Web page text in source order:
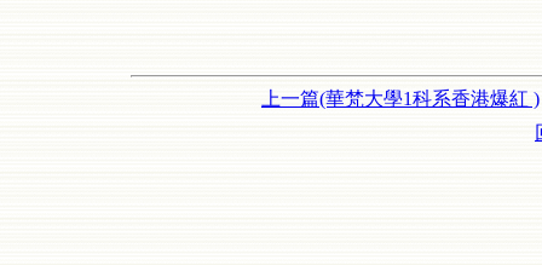
上一篇(華梵大學1科系香港爆紅 )